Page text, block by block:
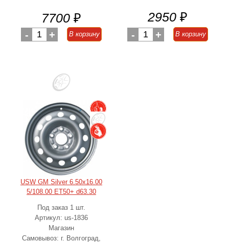
7700 ₽
- 1 + В корзину
2950 ₽
- 1 + В корзину
USW GM Silver 6.50x16.00
5/108.00 ET50+ d63.30
Под заказ 1 шт.
Артикул: us-1836
Магазин
Самовывоз: г. Волгоград,